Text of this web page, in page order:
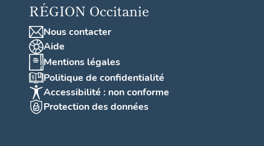
RÉGION Occitanie
Nous contacter
Aide
Mentions légales
Politique de confidentialité
Accessibilité : non conforme
Protection des données